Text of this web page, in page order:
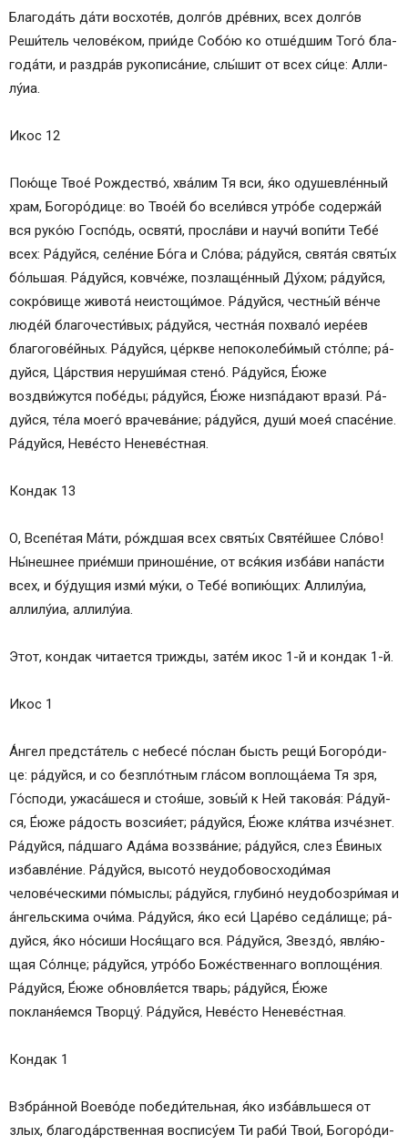
Бла­го­да́ть да́­ти вос­хо­те́в, дол­го́в дре́в­них, всех дол­го́в
Реши́тель че­ло­ве́­ком, при­и́де Со­бо́ю ко отше́дшим Того́ бла­
го­да́­ти, и раздра́в рукописа́ние, слы́шит от всех си́­це: Алли­
лу́иа.
Икос 12
Пою́­ще Твое́ Рождество́, хва́­лим Тя вси, я́ко оду­шев­ле́н­ный
храм, Бо­го­ро́­ди­це: во Тво­е́й бо все­ли́в­ся утро́­бе содержа́й
вся ру­ко́ю Гос­по́дь, освяти́, просла́ви и нау­чи́ вопи́ти Те­бе́
всех: Ра́­дуй­ся, се­ле́­ние Бо́­га и Сло́ва; ра́­дуй­ся, свя­та́я свя­ты́х
бо́льшая. Ра́­дуй­ся, ковче́же, позлаще́нный Ду́­хом; ра́­дуй­ся,
со­кро́­ви­ще жи­во­та́ не­ис­то­щи́­мое. Ра́­дуй­ся, чест­ны́й ве́н­че
лю­де́й бла­го­чес­ти́­вых; ра́­дуй­ся, честна́я по­хва­ло́ иере́ев
благогове́йных. Ра́­дуй­ся, це́рк­ве не­по­ко­ле­би́­мый сто́л­пе; ра́­
дуй­ся, Ца́рст­вия неруши́мая сте­но́. Ра́­дуй­ся, Е́ю­же
воздви́жутся по­бе́­ды; ра́­дуй­ся, Е́ю­же низпа́дают врази́. Ра́­
дуй­ся, те́­ла мо­его́ врачева́ние; ра́­дуй­ся, ду­ши́ моея́ спа­се́­ние.
Ра́­дуй­ся, Не­ве́с­то Не­не­ве́ст­ная.
Кондак 13
О, Все­пе́­тая Ма́­ти, ро́жд­шая всех свя­ты́х Свя­те́й­шее Сло́­во!
Ны́нешнее прие́мши при­но­ше́­ние, от вся́­кия из­ба́­ви на­па́с­ти
всех, и бу́­ду­щия из­ми́ му́­ки, о Те­бе́ во­пию́­щих: Алли­лу́иа,
алли­лу́иа, алли­лу́иа.
Этот, кондак чи­та­ет­ся трижды, за­те́м икос 1-й и кондак 1-й.
Икос 1
А́н­гел пред­ста́­тель с не­бе­се́ по́с­лан бысть ре­щи́ Бо­го­ро́­ди­
це: ра́­дуй­ся, и со безпло́тным гла́сом воплоща́ема Тя зря,
Го́с­по­ди, ужаса́шеся и стоя́ше, зо­вы́й к Ней та­ко­ва́я: Ра́­дуй­
ся, Е́ю­же ра́­дость возсия́ет; ра́­дуй­ся, Е́ю­же кля́тва изче́знет.
Ра́­дуй­ся, па́д­ша­го Ада́ма воззва́ние; ра́­дуй­ся, слез Е́виных
из­бав­ле́­ние. Ра́­дуй­ся, высото́ неудобовосходи́мая
челове́ческими по́мыслы; ра́­дуй­ся, глубино́ неудобозри́мая и
а́нгельскима очи́­ма. Ра́­дуй­ся, я́ко еси́ Царе́во седа́лище; ра́­
дуй­ся, я́ко но́сиши Но­ся́­ща­го вся. Ра́­дуй­ся, Звез­до́, яв­ля́ю­
щая Со́лн­це; ра́­дуй­ся, утро́бо Бо­же́ст­вен­на­го воплоще́ния.
Ра́­дуй­ся, Е́ю­же обновля́ется тварь; ра́­дуй­ся, Е́ю­же
покланя́емся Твор­цу́. Ра́­дуй­ся, Не­ве́с­то Не­не­ве́ст­ная.
Кондак 1
Взбра́нной Воево́де победи́тельная, я́ко из­ба́вль­ше­ся от
злых, бла­го­да́р­ствен­ная воспису́ем Ти раби́ Твои́, Бо­го­ро́­ди­